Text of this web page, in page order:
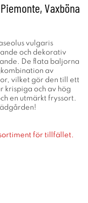
Vaxböna
vulgaris
och dekorativ
De flata baljorna
av
vilket gör den till ett
krispiga och av hög
en utmärkt fryssort.
för tillfället.